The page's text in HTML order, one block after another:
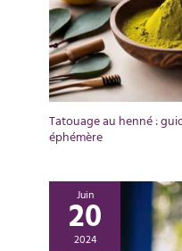
Tatouage au henné :
éphémère
Juin
20
2024